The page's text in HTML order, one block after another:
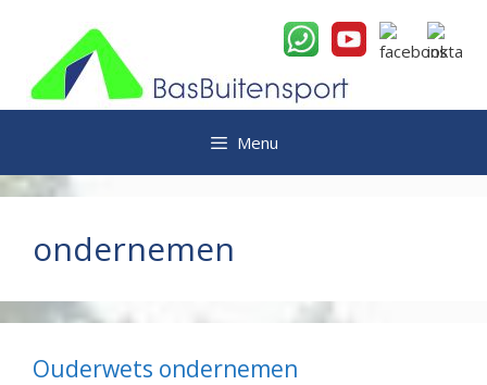
inhoud
Menu
ondernemen
Ouderwets ondernemen